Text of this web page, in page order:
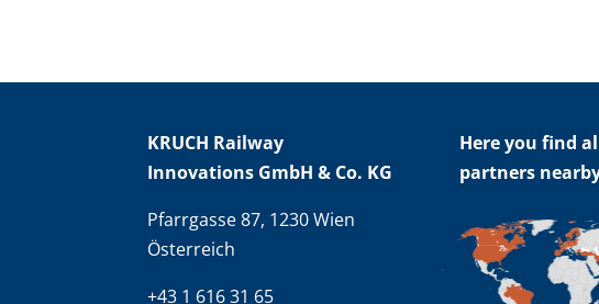
KRUCH Railway
Innovations GmbH & Co. KG
Pfarrgasse 87, 1230 Wien
Österreich
+43 1 616 31 65
Here you find
partners